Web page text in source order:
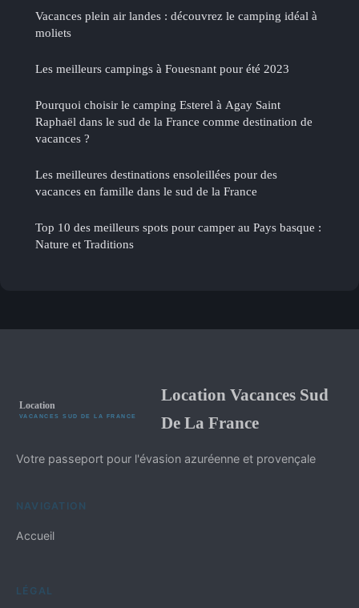
Vacances plein air landes : découvrez le camping idéal à
moliets
Les meilleurs campings à Fouesnant pour été 2023
Pourquoi choisir le camping Esterel à Agay Saint
Raphaël dans le sud de la France comme destination de
vacances ?
Les meilleures destinations ensoleillées pour des
vacances en famille dans le sud de la France
Top 10 des meilleurs spots pour camper au Pays basque :
Nature et Traditions
Location Vacances Sud
De La France
Votre passeport pour l'évasion azuréenne et provençale
NAVIGATION
Accueil
LÉGAL